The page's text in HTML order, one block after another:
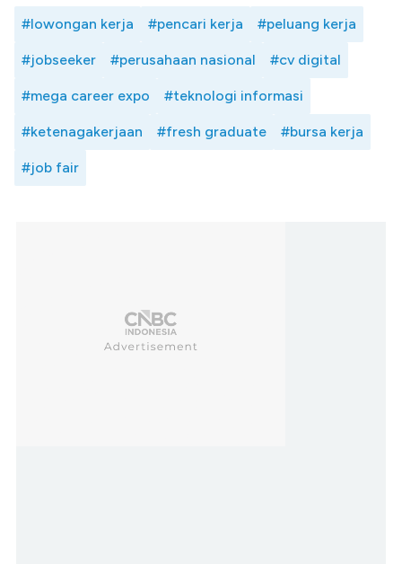
#lowongan kerja #pencari kerja #peluang kerja
#jobseeker #perusahaan nasional #cv digital
#mega career expo #teknologi informasi
#ketenagakerjaan #fresh graduate #bursa kerja
#job fair